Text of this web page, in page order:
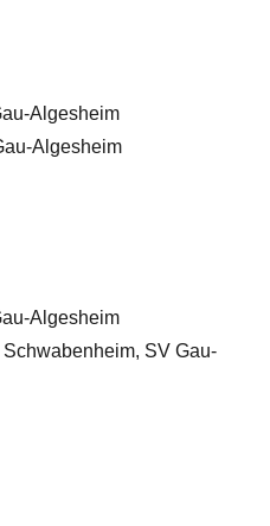
Algesheim
Algesheim
Algesheim
SV Gau-